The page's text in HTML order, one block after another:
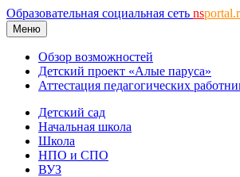
Образовательная социальная сеть ns
Меню
Обзор возможностей
Детский проект «Алые паруса»
Аттестация педагогических
Детский сад
Начальная школа
Школа
НПО и СПО
ВУЗ